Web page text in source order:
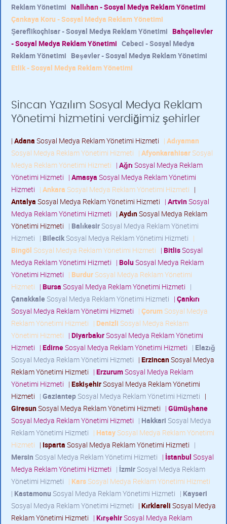
Reklam Yönetimi Nallıhan - Sosyal Medya Reklam Yönetimi
Çankaya Koru - Sosyal Medya Reklam Yönetimi
Şereflikoçhisar - Sosyal Medya Reklam Yönetimi Bahçelievler
- Sosyal Medya Reklam Yönetimi Cebeci - Sosyal Medya
Reklam Yönetimi Beşevler - Sosyal Medya Reklam Yönetimi
Etlik - Sosyal Medya Reklam Yönetimi
Sincan Yazılım Sosyal Medya Reklam
Yönetimi hizmetini verdiğimiz şehirler
| Adana Sosyal Medya Reklam Yönetimi Hizmeti | Adıyaman
Sosyal Medya Reklam Yönetimi Hizmeti | AfyonkarahisarSosyal
Medya Reklam Yönetimi Hizmeti | Ağrı Sosyal Medya Reklam
Yönetimi Hizmeti | Amasya Sosyal Medya Reklam Yönetimi
Hizmeti | Ankara Sosyal Medya Reklam Yönetimi Hizmeti |
Antalya Sosyal Medya Reklam Yönetimi Hizmeti | ArtvinSosyal
Medya Reklam Yönetimi Hizmeti | AydınSosyal Medya Reklam
Yönetimi Hizmeti | BalıkesirSosyal Medya Reklam Yönetimi
Hizmeti | BilecikSosyal Medya Reklam Yönetimi Hizmeti |
Bingöl Sosyal Medya Reklam Yönetimi Hizmeti | BitlisSosyal
Medya Reklam Yönetimi Hizmeti | BoluSosyal Medya Reklam
Yönetimi Hizmeti | BurdurSosyal Medya Reklam Yönetimi
Hizmeti | Bursa Sosyal Medya Reklam Yönetimi Hizmeti |
Çanakkale Sosyal Medya Reklam Yönetimi Hizmeti | Çankırı
Sosyal Medya Reklam Yönetimi Hizmeti | ÇorumSosyal Medya
Reklam Yönetimi Hizmeti | Denizli Sosyal Medya Reklam
Yönetimi Hizmeti | DiyarbakırSosyal Medya Reklam Yönetimi
Hizmeti | EdirneSosyal Medya Reklam Yönetimi Hizmeti | Elazığ
Sosyal Medya Reklam Yönetimi Hizmeti | ErzincanSosyal Medya
Reklam Yönetimi Hizmeti | ErzurumSosyal Medya Reklam
Yönetimi Hizmeti | EskişehirSosyal Medya Reklam Yönetimi
Hizmeti | GaziantepSosyal Medya Reklam Yönetimi Hizmeti |
GiresunSosyal Medya Reklam Yönetimi Hizmeti | Gümüşhane
Sosyal Medya Reklam Yönetimi Hizmeti | Hakkari Sosyal Medya
Reklam Yönetimi Hizmeti | HataySosyal Medya Reklam Yönetimi
Hizmeti | Isparta Sosyal Medya Reklam Yönetimi Hizmeti |
Mersin Sosyal Medya Reklam Yönetimi Hizmeti | İstanbul Sosyal
Medya Reklam Yönetimi Hizmeti | İzmirSosyal Medya Reklam
Yönetimi Hizmeti | KarsSosyal Medya Reklam Yönetimi Hizmeti
| Kastamonu Sosyal Medya Reklam Yönetimi Hizmeti | Kayseri
Sosyal Medya Reklam Yönetimi Hizmeti | Kırklareli Sosyal Medya
Reklam Yönetimi Hizmeti | KırşehirSosyal Medya Reklam